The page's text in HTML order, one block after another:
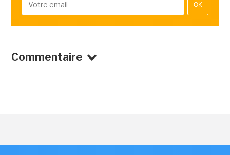
OK
Commentaire